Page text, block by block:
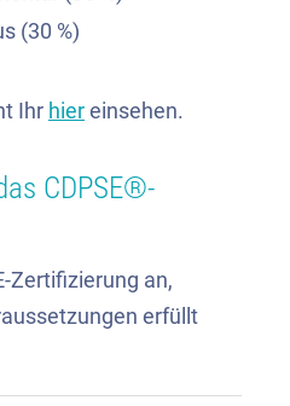
(30 %)
Ihr hier einsehen.
CDPSE®-
Zertifizierung an,
erfüllt